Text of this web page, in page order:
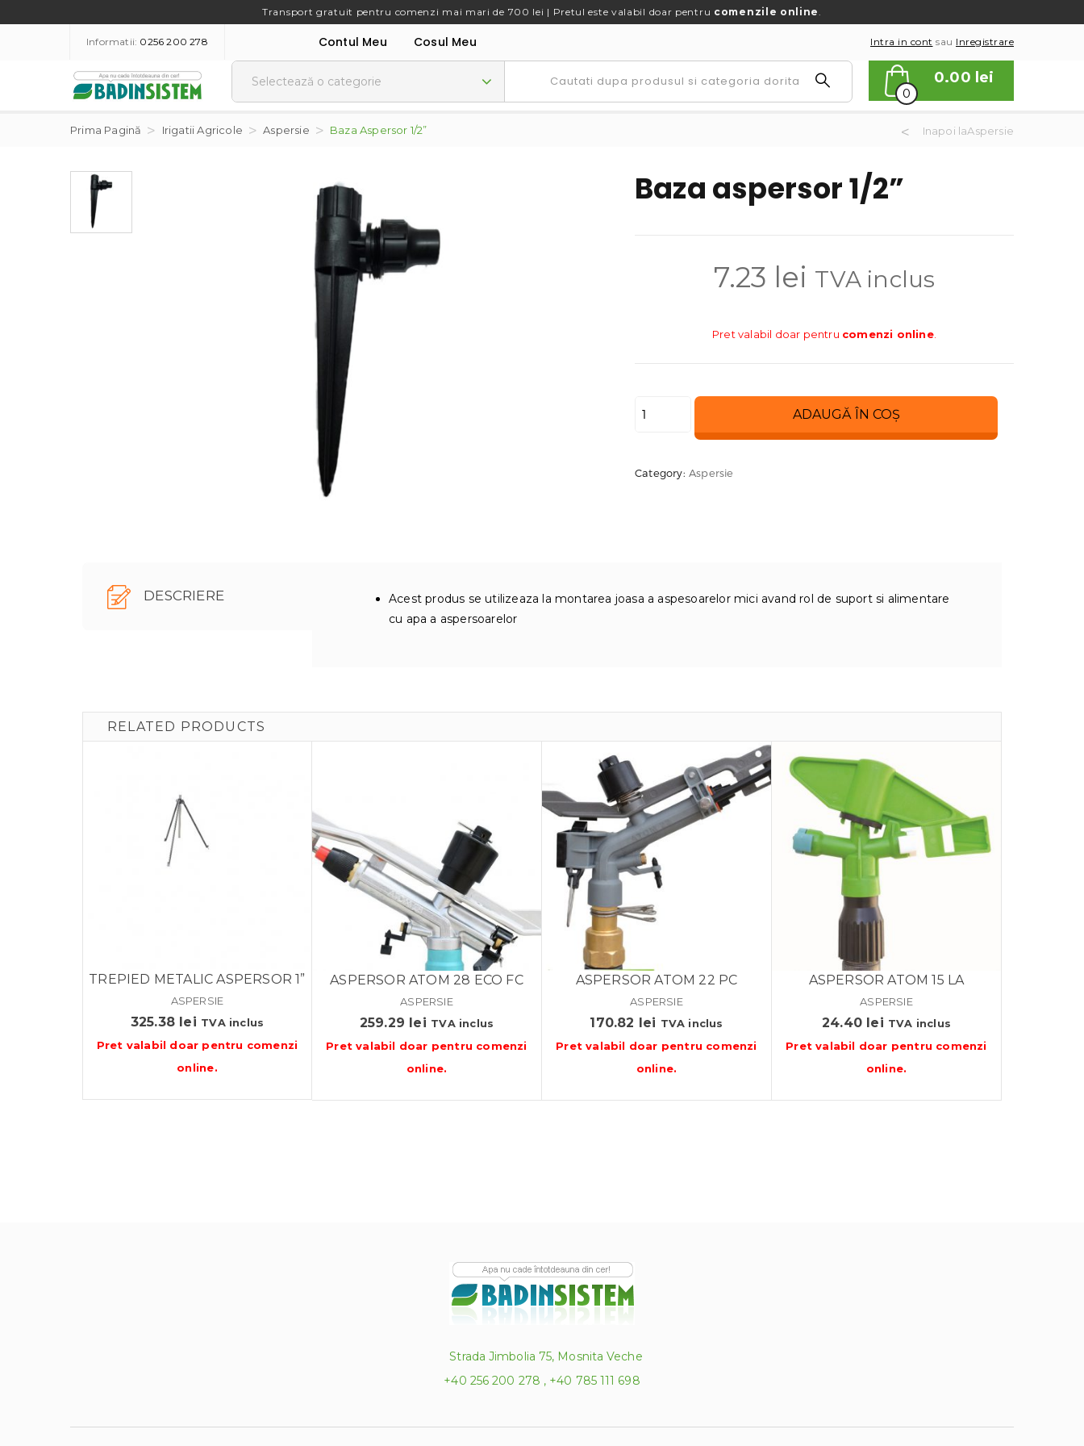
Transport gratuit pentru comenzi mai mari de 700 lei | Pretul este valabil doar pentru comenzile online.
Informatii: 0256 200 278 Contul Meu Cosul Meu Intra in cont sau Inregistrare
0
0.00 lei
Prima Pagină Irigatii Agricole Aspersie Baza Aspersor 1/2” Inapoi laAspersie
Baza aspersor 1/2”
7.23 lei TVA inclus
Pret valabil doar pentru comenzi online.
Cantitate
1/2”
ADAUGĂ ÎN COȘ
Category: Aspersie
DESCRIERE
Acest produs se utilizeaza la montarea joasa a aspesoarelor mici avand rol de suport si alimentare
cu apa a aspersoarelor
RELATED PRODUCTS
TREPIED METALIC ASPERSOR 1”
ASPERSIE
325.38 lei TVA inclus
Pret valabil doar pentru comenzi
online.
ASPERSOR ATOM 28 ECO FC
ASPERSIE
259.29 lei TVA inclus
Pret valabil doar pentru comenzi
online.
ASPERSOR ATOM 22 PC
ASPERSIE
170.82 lei TVA inclus
Pret valabil doar pentru comenzi
online.
ASPERSOR ATOM 15 LA
ASPERSIE
24.40 lei TVA inclus
Pret valabil doar pentru comenzi
online.
Strada Jimbolia 75, Mosnita Veche
+40 256 200 278 , +40 785 111 698